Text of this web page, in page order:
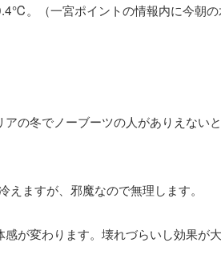
。（一宮ポイントの情報内に今朝
の冬でノーブーツの人がありえない
ますが、邪魔なので無理します。
が変わります。壊れづらいし効果が